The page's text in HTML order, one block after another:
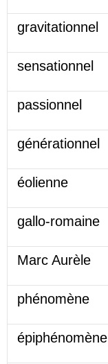
gravitationnel
sensationnel
passionnel
générationnel
éolienne
gallo-romaine
Marc Aurèle
phénomène
épiphénomène